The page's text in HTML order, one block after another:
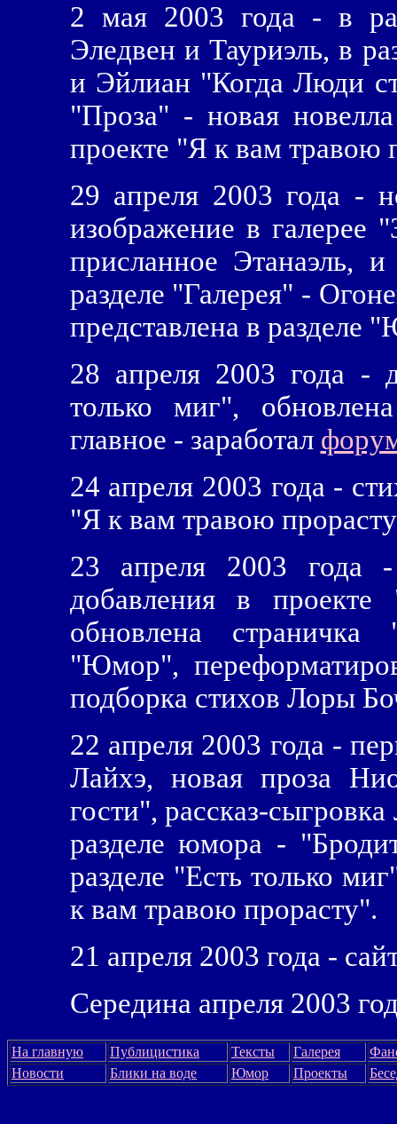
2 мая 2003 года - в
Эледвен и Тауриэль, в
и Эйлиан "Когда Люди
"Проза" - новая
проекте "Я к вам травою
29 апреля 2003 года -
изображение в галерее
присланное Этанаэль,
разделе "Галерея" -
представлена в разделе
28 апреля 2003 года -
только миг",
главное - заработал
24 апреля 2003 года -
"Я к вам травою
23 апреля 2003 года -
добавления в
обновлена
"Юмор",
подборка стихов Лоры
22 апреля 2003 года -
Лайхэ, новая проза
гости", рассказ-
разделе юмора -
разделе "Есть только
к вам травою прорасту".
21 апреля 2003 года -
Середина апреля 2003
На главную Публицистика Тексты Галерея
Новости
Блики на воде Юмор Проекты